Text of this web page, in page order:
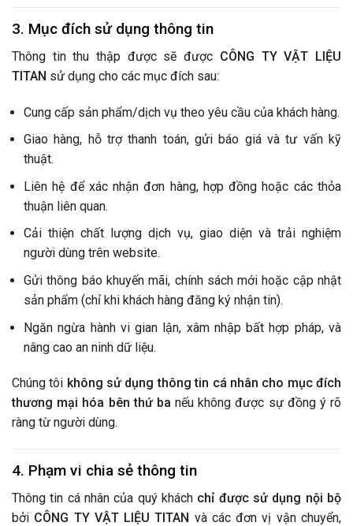
3. Mục đích sử dụng thông tin
Thông tin thu thập được sẽ được CÔNG TY VẬT LIỆU
TITAN sử dụng cho các mục đích sau:
Cung cấp sản phẩm/dịch vụ theo yêu cầu của khách hàng.
Giao hàng, hỗ trợ thanh toán, gửi báo giá và tư vấn kỹ
thuật.
Liên hệ để xác nhận đơn hàng, hợp đồng hoặc các thỏa
thuận liên quan.
Cải thiện chất lượng dịch vụ, giao diện và trải nghiệm
người dùng trên website.
Gửi thông báo khuyến mãi, chính sách mới hoặc cập nhật
sản phẩm (chỉ khi khách hàng đăng ký nhận tin).
Ngăn ngừa hành vi gian lận, xâm nhập bất hợp pháp, và
nâng cao an ninh dữ liệu.
Chúng tôi không sử dụng thông tin cá nhân cho mục đích
thương mại hóa bên thứ ba nếu không được sự đồng ý rõ
ràng từ người dùng.
4. Phạm vi chia sẻ thông tin
Thông tin cá nhân của quý khách chỉ được sử dụng nội bộ
bởi CÔNG TY VẬT LIỆU TITAN và các đơn vị vận chuyển,